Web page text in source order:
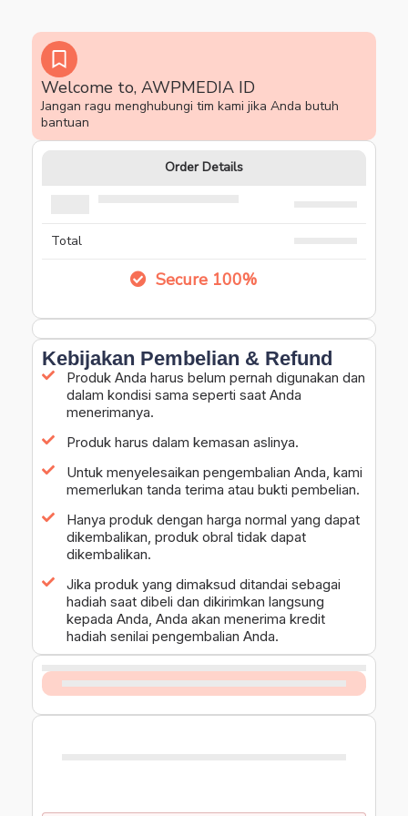
Welcome to, AWPMEDIA ID
Jangan ragu menghubungi tim kami jika Anda butuh
bantuan
Order Details
Total
Secure 100%
Kebijakan Pembelian & Refund
Produk Anda harus belum pernah digunakan dan
dalam kondisi sama seperti saat Anda
menerimanya.
Produk harus dalam kemasan aslinya.
Untuk menyelesaikan pengembalian Anda, kami
memerlukan tanda terima atau bukti pembelian.
Hanya produk dengan harga normal yang dapat
dikembalikan, produk obral tidak dapat
dikembalikan.
Jika produk yang dimaksud ditandai sebagai
hadiah saat dibeli dan dikirimkan langsung
kepada Anda, Anda akan menerima kredit
hadiah senilai pengembalian Anda.